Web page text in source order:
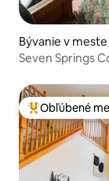
Bývanie v
Seven Springs
Obľúbené